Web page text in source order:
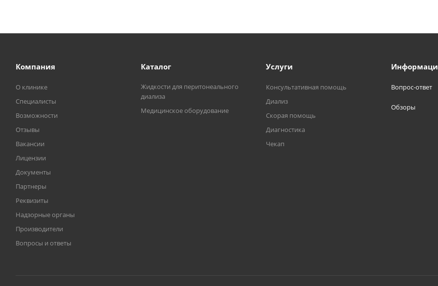
Компания
О клинике
Специалисты
Возможности
Отзывы
Вакансии
Лицензии
Документы
Партнеры
Реквизиты
Надзорные органы
Производители
Вопросы и ответы
Каталог
Жидкости для перитонеального
диализа
Медицинское оборудование
Услуги
Консультативная помощь
Диализ
Скорая помощь
Диагностика
Чекап
Вопрос-ответ
Обзоры